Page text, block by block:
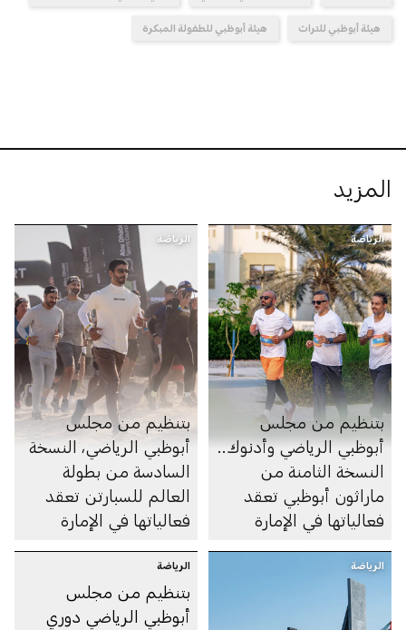
هيئة أبوظبي للتراث هيئة أبوظبي للطفولة المبكرة
المزيد
الرياضة
بتنظيم من مجلس
أبوظبي الرياضي وأدنوك..
النسخة الثامنة من
ماراثون أبوظبي تعقد
فعالياتها في الإمارة
الرياضة
بتنظيم من مجلس
أبوظبي الرياضي، النسخة
السادسة من بطولة
العالم للسبارتن تعقد
فعالياتها في الإمارة
الرياضة الرياضة
بتنظيم من مجلس
أبوظبي الرياضي دوري